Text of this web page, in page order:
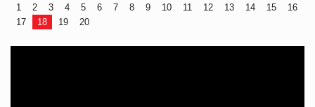
1 2 3 4 5 6 7 8 9 10 11 12 13 14 15
16
17
18 19 20